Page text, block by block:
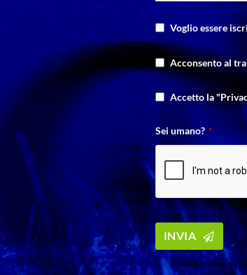
Voglio essere
Acconsento al
Accetto la
Sei umano? *
INVIA
Your